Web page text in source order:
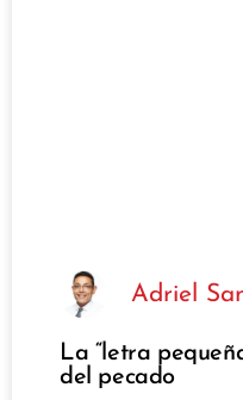
Adriel
La “letra
del pecado